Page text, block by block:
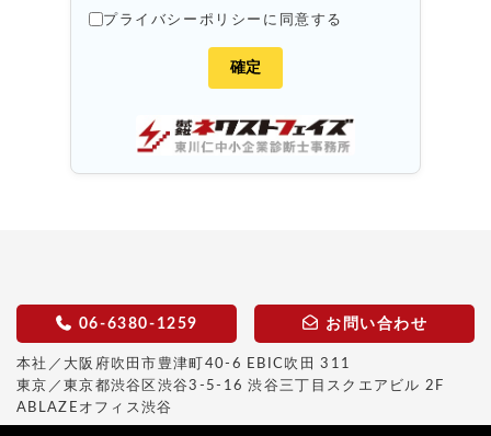
プライバシーポリシーに同意する
06-6380-1259 お問い合わせ
本社／大阪府吹田市豊津町40-6 EBIC吹田 311
東京／東京都渋谷区渋谷3-5-16 渋谷三丁目スクエアビル 2F
ABLAZEオフィス渋谷